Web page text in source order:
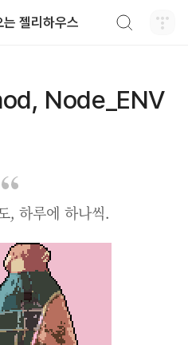
젤리하우스
Node_ENV
, 하루에 하나씩.